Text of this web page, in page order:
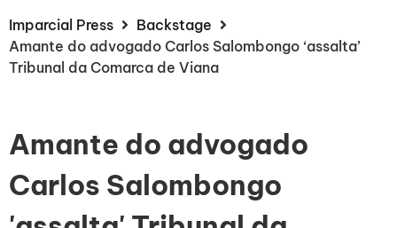
Imparcial Press
Backstage
Amante do advogado Carlos Salombongo ‘assalta’
Tribunal da Comarca de Viana
Amante do advogado
Carlos Salombongo